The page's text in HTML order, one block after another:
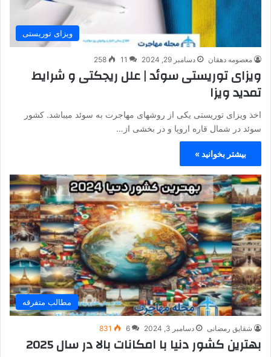
ویزای توریستی
معصومه دهقان دسامبر 29, 2024 11
258
ویزای توریستی سوئد | علل ریجکتی و شرایط
تمدید ویزا
اخذ ویزای توریستی یکی از روشهای مهاجرت به سوئد میباشد. کشور
سوئد در شمال قاره اروپا و در بخشی از…
بیشتر بخوانید »
مطالب متفرقه
شقایق رمضانی دسامبر 3, 2024 6
831
بهترین کشور دنیا با امکانات بالا در سال 2025